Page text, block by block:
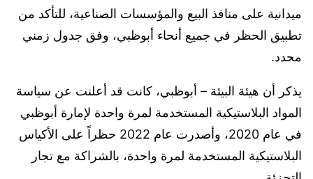
ميدانية على منافذ البيع والمؤسسات الصناعية، للتأكد من
تطبيق الحظر في جميع أنحاء أبوظبي، وفق جدول زمني
محدد.
يذكر أن هيئة البيئة – أبوظبي، كانت قد أعلنت عن سياسة
المواد البلاستيكية المستخدمة لمرة واحدة لإمارة أبوظبي
في عام 2020، وأصدرت عام 2022 حظراً على الأكياس
البلاستيكية المستخدمة لمرة واحدة، بالشراكة مع تجار